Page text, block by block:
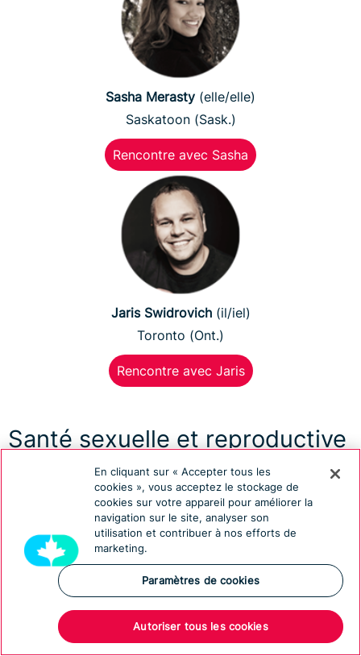
Sasha Merasty (elle/elle)
Saskatoon (Sask.)
Rencontre avec Sasha
Jaris Swidrovich(il/iel)
Toronto (Ont.)
Rencontre avec Jaris
Santé sexuelle et reproductive
Les pharmaciens du Canada sont d’importants
prestataires de soins de santé sexuelle et reproductive
pour leurs patientes susceptibles de tomber enceintes.
Nous avons rencontré quelques pharmaciens pour
discuter de l’importance d’un accès sûr et non
stigmatisé aux soins de santé sexuelle et reproductive.
Apprenez-en plus sur la prestation de services de santé
En cliquant sur « Accepter tous les
cookies », vous acceptez le stockage de
cookies sur votre appareil pour améliorer la
navigation sur le site, analyser son
utilisation et contribuer à nos efforts de
marketing.
Paramètres de cookies
Autoriser tous les cookies